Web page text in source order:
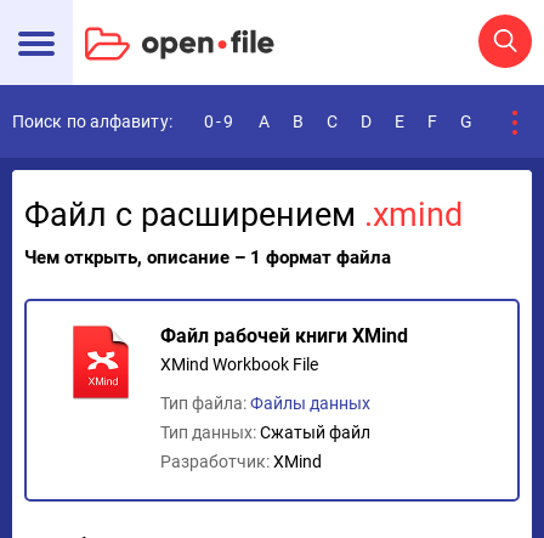
Поиск по алфавиту: 0-9 A B C D E F G
Файл с расширением .xmind
Чем открыть, описание – 1 формат файла
Файл рабочей книги XMind
XMind Workbook File
Тип файла:Файлы данных
Тип данных:Сжатый файл
Разработчик:XMind